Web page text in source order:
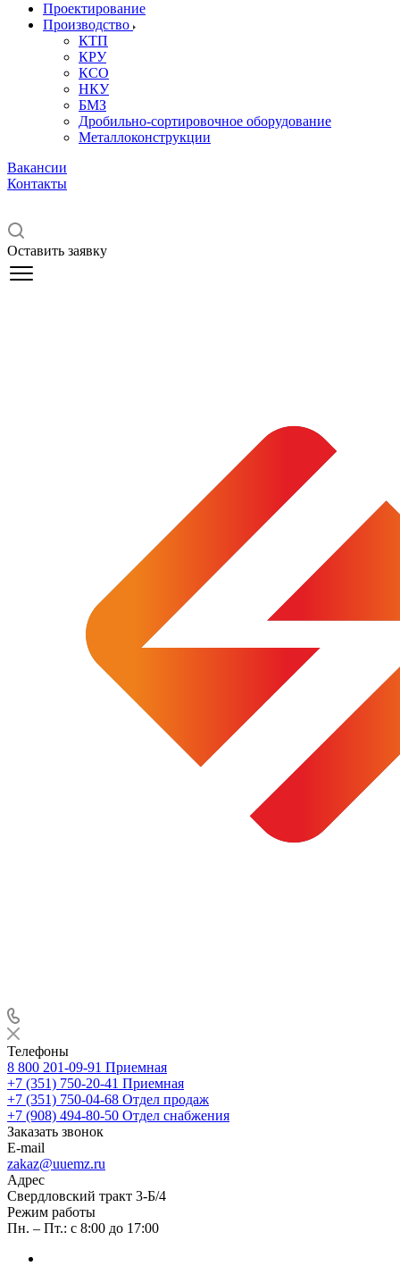
Проектирование
Производство
КТП
КРУ
КСО
НКУ
БМЗ
Дробильно-сортировочное оборудование
Металлоконструкции
Вакансии
Контакты
Оставить заявку
Телефоны
8 800 201-09-91 Приемная
+7 (351) 750-20-41 Приемная
+7 (351) 750-04-68 Отдел продаж
+7 (908) 494-80-50 Отдел снабжения
Заказать звонок
E-mail
zakaz@uuemz.ru
Адрес
Свердловский тракт 3-Б/4
Режим работы
Пн. – Пт.: с 8:00 до 17:00